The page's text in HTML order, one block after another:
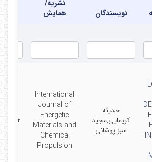
نویسندگان
نشریه/
همایش
حدیثه
کریمایی,مجید
سبز پوشانی
International
Journal of
Energetic
Materials and
Chemical
Propulsion
10-22